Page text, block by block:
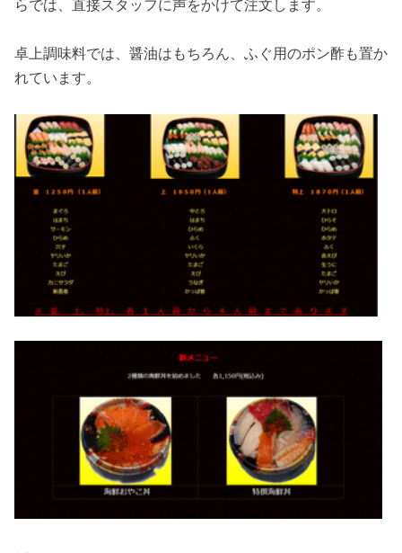
らでは、直接スタッフに声をかけて注文します。
卓上調味料では、醤油はもちろん、ふぐ用のポン酢も置か
れています。